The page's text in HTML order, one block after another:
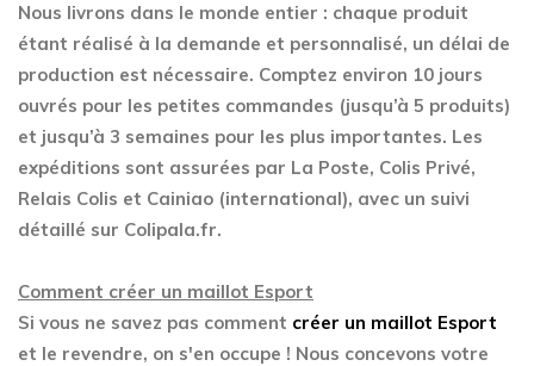
Nous livrons dans le monde entier : chaque produit
étant réalisé à la demande et personnalisé, un délai de
production est nécessaire. Comptez environ 10 jours
ouvrés pour les petites commandes (jusqu’à 5 produits)
et jusqu’à 3 semaines pour les plus importantes. Les
expéditions sont assurées par La Poste, Colis Privé,
Relais Colis et Cainiao (international), avec un suivi
détaillé sur Colipala.fr.
Comment créer un maillot Esport
Si vous ne savez pas comment créer un maillot Esport
et le revendre, on s'en occupe ! Nous concevons votre